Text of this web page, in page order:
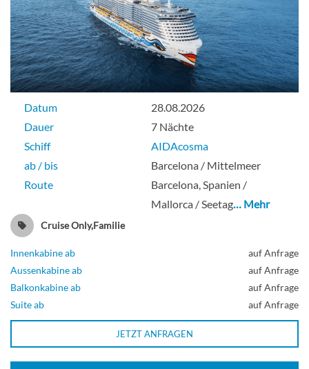
Datum
28.08.2026
Dauer
7 Nächte
Schiff
AIDAcosma
ab / bis
Barcelona / Mittelmeer
Route
Barcelona, Spanien /
Mallorca / Seetag… Mehr
Cruise Only,Familie
Innenkabine ab
auf Anfrage
Aussenkabine ab
auf Anfrage
Balkonkabine ab
auf Anfrage
Suite ab
auf Anfrage
JETZT ANFRAGEN